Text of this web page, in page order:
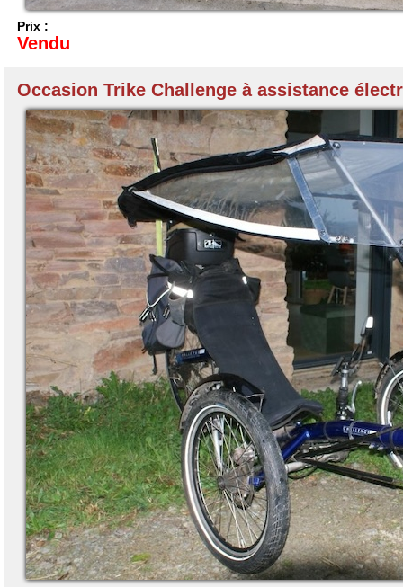
Prix :
Vendu
Occasion Trike Challenge à assistance